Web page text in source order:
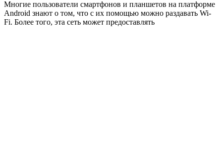
Многие пользователи смартфонов и планшетов на платформе
Android знают о том, что с их помощью можно раздавать Wi-
Fi. Более того, эта сеть может предоставлять